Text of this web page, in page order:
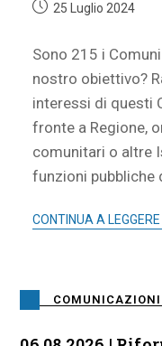
25 Luglio 2024
Sono 215 i
nostro obiettivo?
interessi di questi
fronte a Regione,
comunitari o altre
funzioni pubbliche
CONTINUA A LEGGERE
COMUNICAZIONI